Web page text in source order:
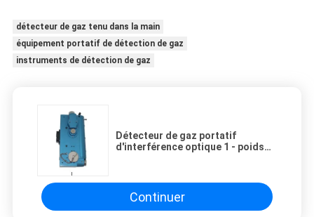
détecteur de gaz tenu dans la main
équipement portatif de détection de gaz
instruments de détection de gaz
Détecteur de gaz portatif
d'interférence optique 1 - poids
Continuer